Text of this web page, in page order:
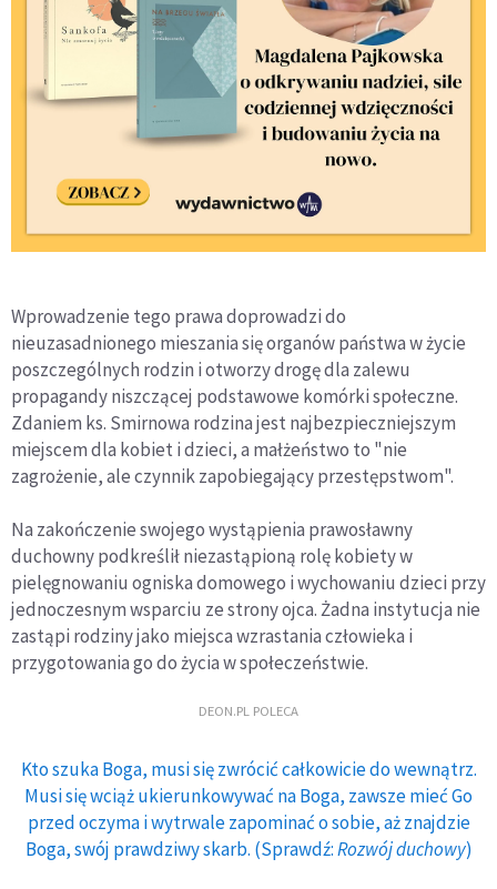
Wprowadzenie tego prawa doprowadzi do
nieuzasadnionego mieszania się organów państwa w życie
poszczególnych rodzin i otworzy drogę dla zalewu
propagandy niszczącej podstawowe komórki społeczne.
Zdaniem ks. Smirnowa rodzina jest najbezpieczniejszym
miejscem dla kobiet i dzieci, a małżeństwo to "nie
zagrożenie, ale czynnik zapobiegający przestępstwom".
Na zakończenie swojego wystąpienia prawosławny
duchowny podkreślił niezastąpioną rolę kobiety w
pielęgnowaniu ogniska domowego i wychowaniu dzieci przy
jednoczesnym wsparciu ze strony ojca. Żadna instytucja nie
zastąpi rodziny jako miejsca wzrastania człowieka i
przygotowania go do życia w społeczeństwie.
DEON.PL POLECA
Kto szuka Boga, musi się zwrócić całkowicie do wewnątrz.
Musi się wciąż ukierunkowywać na Boga, zawsze mieć Go
przed oczyma i wytrwale zapominać o sobie, aż znajdzie
Boga, swój prawdziwy skarb. (Sprawdź:Rozwój duchowy)